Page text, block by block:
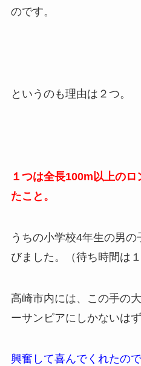
のです。
というのも理由は２つ。
１つは全長100m以上の
たこと。
うちの小学校4年生の男
びました。（待ち時間は
高崎市内には、この手の
ーサンピアにしかないはず
興奮して喜んでくれたの